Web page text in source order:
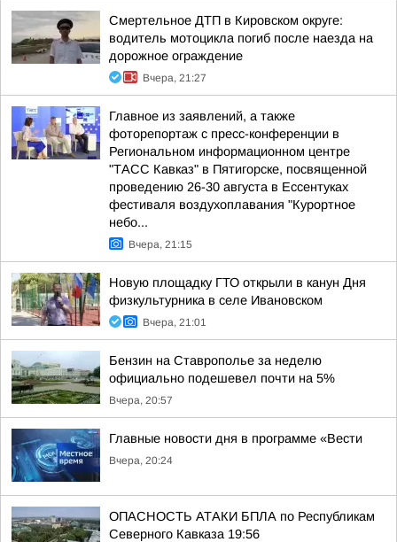
Смертельное ДТП в Кировском округе:
водитель мотоцикла погиб после наезда на
дорожное ограждение
Вчера, 21:27
Главное из заявлений, а также
фоторепортаж с пресс-конференции в
Региональном информационном центре
"ТАСС Кавказ" в Пятигорске, посвященной
проведению 26-30 августа в Ессентуках
фестиваля воздухоплавания "Курортное
небо...
Вчера, 21:15
Новую площадку ГТО открыли в канун Дня
физкультурника в селе Ивановском
Вчера, 21:01
Бензин на Ставрополье за неделю
официально подешевел почти на 5%
Вчера, 20:57
Главные новости дня в программе «Вести
Вчера, 20:24
ОПАСНОСТЬ АТАКИ БПЛА по Республикам
Северного Кавказа 19:56